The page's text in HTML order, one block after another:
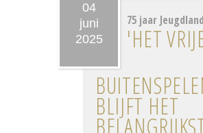
04
juni
2025
75 jaar Jeugdland
'HET
BLIJFT HET